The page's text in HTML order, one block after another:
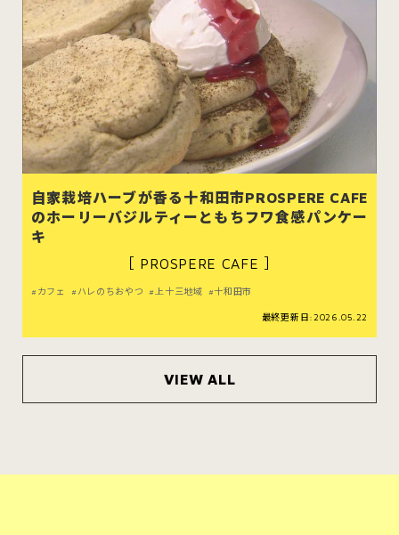
自家栽培ハーブが香る十和田市PROSPERE CAFE
のホーリーバジルティーともちフワ食感パンケー
キ
［ PROSPERE CAFE ］
カフェ ハレのちおやつ 上十三地域 十和田市
最終更新日:2026.05.22
VIEW ALL